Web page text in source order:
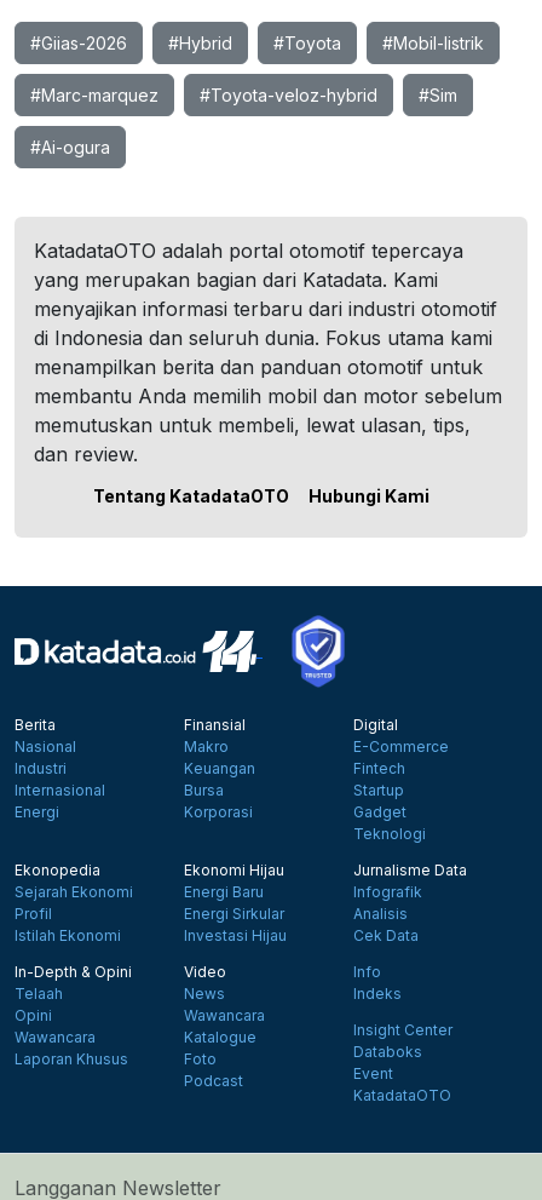
#Giias-2026 #Hybrid #Toyota #Mobil-listrik
#Marc-marquez #Toyota-veloz-hybrid #Sim
#Ai-ogura
KatadataOTO adalah portal otomotif tepercaya
yang merupakan bagian dari Katadata. Kami
menyajikan informasi terbaru dari industri otomotif
di Indonesia dan seluruh dunia. Fokus utama kami
menampilkan berita dan panduan otomotif untuk
membantu Anda memilih mobil dan motor sebelum
memutuskan untuk membeli, lewat ulasan, tips,
dan review.
Tentang KatadataOTO Hubungi Kami
Berita
Nasional
Industri
Internasional
Energi
Finansial
Makro
Keuangan
Bursa
Korporasi
Digital
E-Commerce
Fintech
Startup
Gadget
Teknologi
Ekonopedia
Sejarah Ekonomi
Profil
Istilah Ekonomi
Ekonomi Hijau
Energi Baru
Energi Sirkular
Investasi Hijau
Jurnalisme Data
Infografik
Analisis
Cek Data
In-Depth & Opini
Telaah
Opini
Wawancara
Laporan Khusus
Video
News
Wawancara
Katalogue
Foto
Podcast
Info
Indeks
Insight Center
Databoks
Event
KatadataOTO
Langganan Newsletter